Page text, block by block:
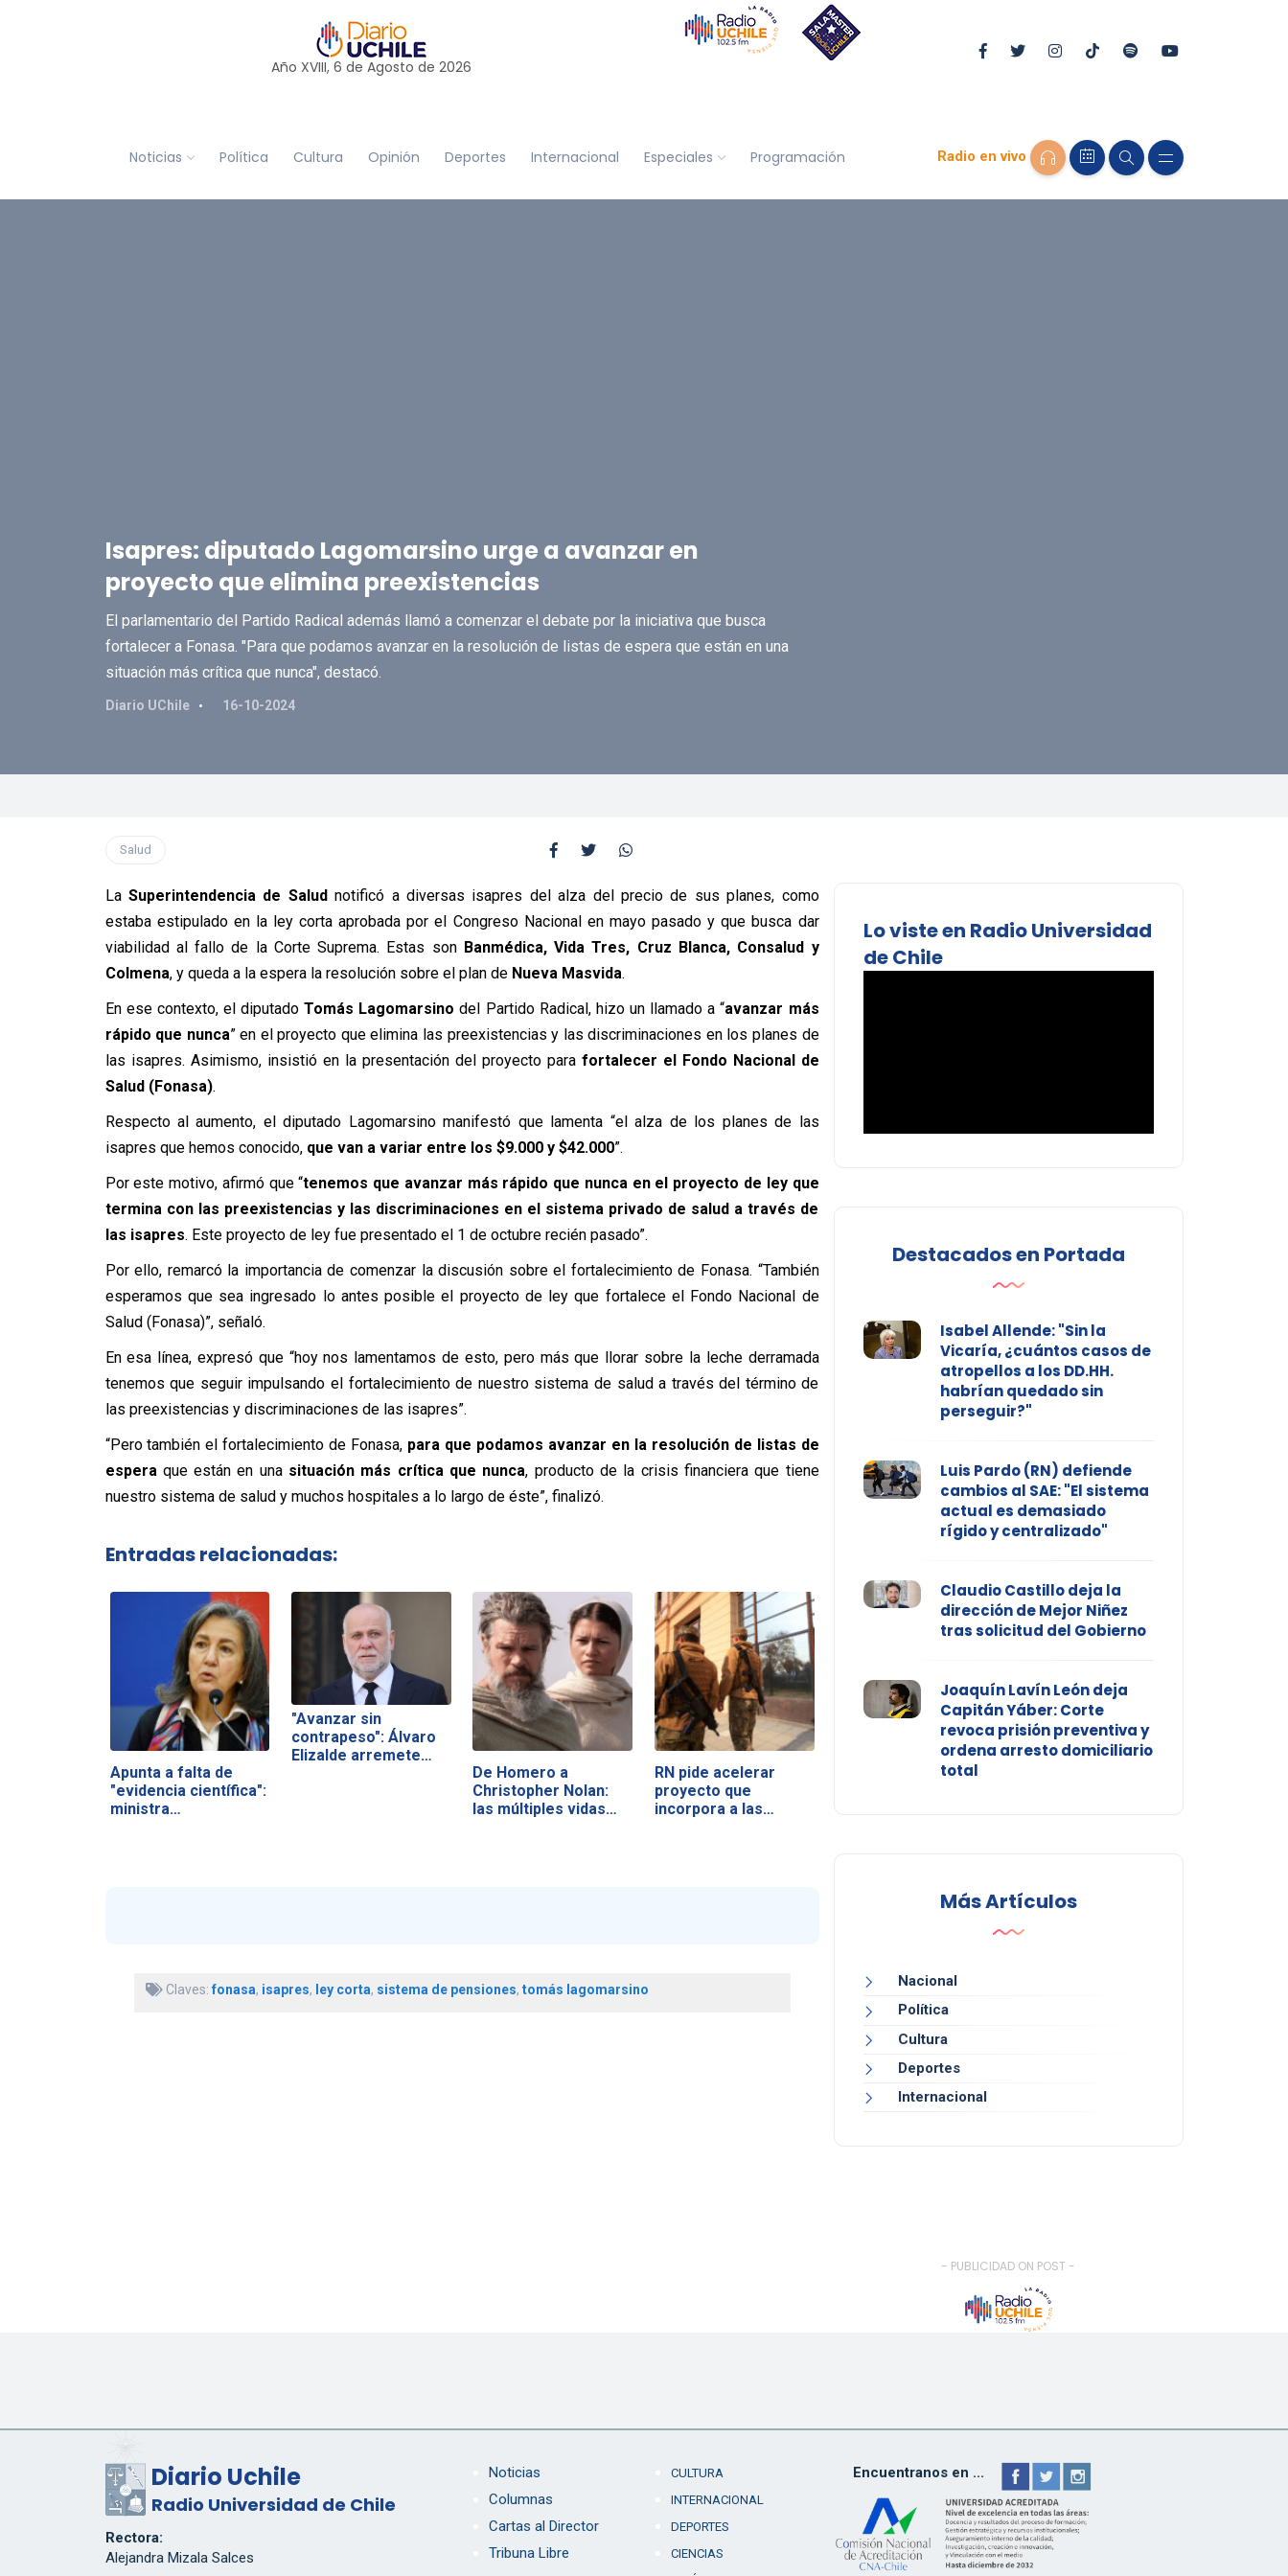
Año XVIII, 6 de Agosto de 2026
Noticias Política Cultura Opinión Deportes Internacional Especiales Programación Radio en vivo
Isapres: diputado Lagomarsino urge a avanzar en
proyecto que elimina preexistencias
El parlamentario del Partido Radical además llamó a comenzar el debate por la iniciativa que busca
fortalecer a Fonasa. "Para que podamos avanzar en la resolución de listas de espera que están en una
situación más crítica que nunca", destacó.
Diario UChile 16-10-2024
Salud
La Superintendencia de Saludnotificó a diversas isapres del alza del precio de sus planes, como
estaba estipulado en la ley corta aprobada por el Congreso Nacional en mayo pasado y que busca dar
viabilidad al fallo de la Corte Suprema. Estas son Banmédica, Vida Tres, Cruz Blanca, Consalud y
Colmena, y queda a la espera la resolución sobre el plan de Nueva Masvida.
En ese contexto, el diputadoTomás Lagomarsino del Partido Radical, hizo un llamado a “avanzar más
rápido que nunca” en el proyecto que elimina las preexistencias y las discriminaciones en los planes de
las isapres. Asimismo, insistió en la presentación del proyecto parafortalecer el Fondo Nacional de
Salud (Fonasa).
Respecto al aumento, el diputado Lagomarsino manifestó que lamenta “el alza de los planes de las
isapres que hemos conocido, que van a variar entre los $9.000 y $42.000”.
Por este motivo, afirmó que “tenemos que avanzar más rápido que nunca en el proyecto de ley que
termina con las preexistencias y las discriminaciones en el sistema privado de salud a través de
las isapres. Este proyecto de ley fue presentado el 1 de octubre recién pasado”.
Por ello, remarcó la importancia de comenzar la discusión sobre el fortalecimiento de Fonasa. “También
esperamos que sea ingresado lo antes posible el proyecto de ley que fortalece el Fondo Nacional de
Salud (Fonasa)”, señaló.
En esa línea, expresó que “hoy nos lamentamos de esto, pero más que llorar sobre la leche derramada
tenemos que seguir impulsando el fortalecimiento de nuestro sistema de salud a través del término de
las preexistencias y discriminaciones de las isapres”.
“Pero también el fortalecimiento de Fonasa, para que podamos avanzar en la resolución de listas de
esperaque están en unasituación más crítica que nunca, producto de la crisis financiera que tiene
nuestro sistema de salud y muchos hospitales a lo largo de éste”, finalizó.
Entradas relacionadas:
Apunta a falta de
"evidencia científica":
ministra…
"Avanzar sin
contrapeso": Álvaro
Elizalde arremete…
De Homero a
Christopher Nolan:
las múltiples vidas…
RN pide acelerar
proyecto que
incorpora a las…
Claves:fonasa, isapres, ley corta, sistema de pensiones, tomás lagomarsino
Lo viste en Radio Universidad
de Chile
Destacados en Portada
Isabel Allende: "Sin la
Vicaría, ¿cuántos casos de
atropellos a los DD.HH.
habrían quedado sin
perseguir?"
Luis Pardo (RN) defiende
cambios al SAE: "El sistema
actual es demasiado
rígido y centralizado"
Claudio Castillo deja la
dirección de Mejor Niñez
tras solicitud del Gobierno
Joaquín Lavín León deja
Capitán Yáber: Corte
revoca prisión preventiva y
ordena arresto domiciliario
total
Más Artículos
Nacional
Política
Cultura
Deportes
Internacional
- PUBLICIDAD ON POST -
Diario Uchile
Radio Universidad de Chile
Rectora:
Alejandra Mizala Salces
Noticias
Columnas
Cartas al Director
Tribuna Libre
CULTURA
INTERNACIONAL
DEPORTES
CIENCIAS
Encuentranos en ...